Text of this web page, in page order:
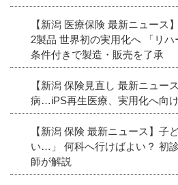
【新潟 医療保険 最新ニュース
2製品 世界初の実用化へ 「リハ
条件付きで製造・販売を了承
【新潟 保険見直し 最新ニュー
病…iPS再生医療、実用化へ向
【新潟 保険 最新ニュース】子
い…」 何科へ行けばよい？ 初
師が解説